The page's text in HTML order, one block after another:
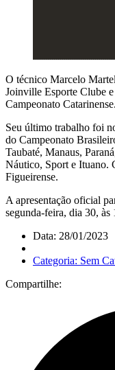
O técnico Marcelo
Joinville Esporte Clube
Campeonato Catarinense.
Seu último trabalho foi
do Campeonato
Taubaté, Manaus,
Náutico, Sport e Ituano.
Figueirense.
A apresentação oficial
segunda-feira, dia 30,
Data: 28/01/2023
Categoria: Sem
Compartilhe: